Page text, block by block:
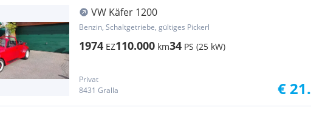
VW Käfer 1200
Benzin, Schaltgetriebe, gültiges Pickerl
1974 EZ110.000 km34 PS (25 kW)
Privat
8431 Gralla
€